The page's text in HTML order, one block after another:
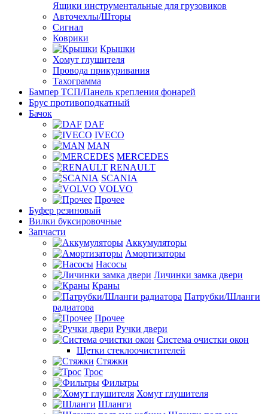
Ящики инструментальные для грузовиков
Авточехлы/Шторы
Сигнал
Коврики
Крышки
Хомут глушителя
Провода прикуривания
Тахограмма
Бампер ТСП/Панель крепления фонарей
Брус противоподкатный
Бачок
DAF
IVECO
MAN
MERCEDES
RENAULT
SCANIA
VOLVO
Прочее
Буфер резиновый
Вилки буксировочные
Запчасти
Аккумуляторы
Амортизаторы
Насосы
Личинки замка двери
Краны
Патрубки/Шланги
радиатора
Прочее
Ручки двери
Система очистки окон
Щетки стеклоочистителей
Стяжки
Трос
Фильтры
Хомут глушителя
Шланги